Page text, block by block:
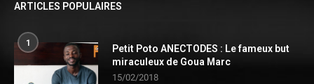
ARTICLES POPULAIRES
1
Petit Poto ANECTODES : Le fameux but
miraculeux de Goua Marc
15/02/2018